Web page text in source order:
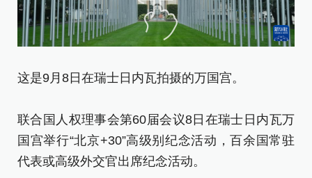
这是9月8日在瑞士日内瓦拍摄的万国宫。
联合国人权理事会第60届会议8日在瑞士日内瓦万
国宫举行“北京+30”高级别纪念活动，百余国常驻
代表或高级外交官出席纪念活动。